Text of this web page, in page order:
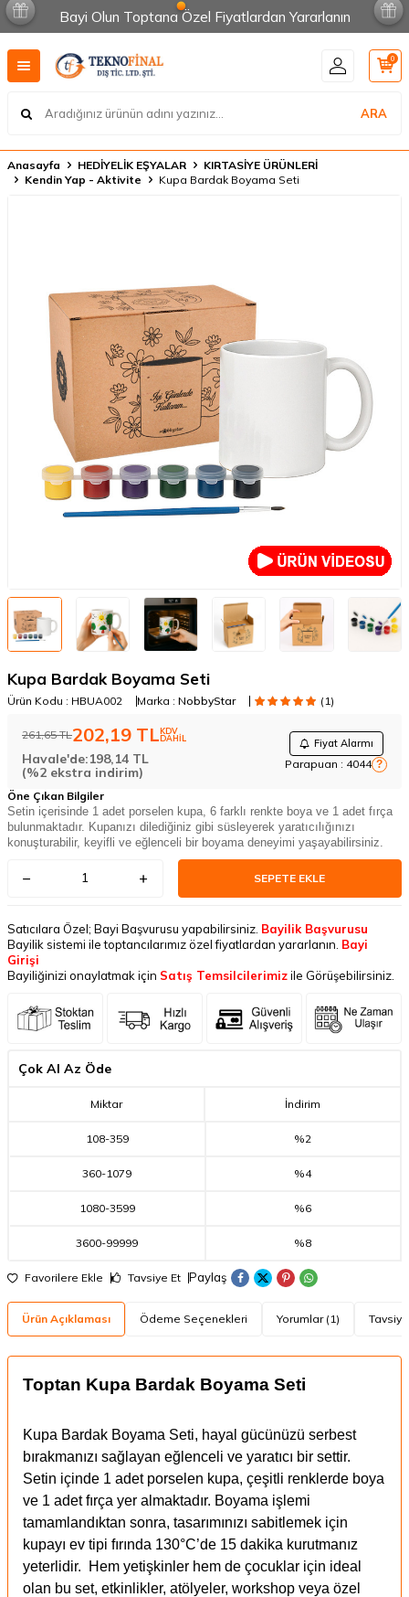
Bayi Olun Toptana Özel Fiyatlardan Yararlanın
ARA
0
Anasayfa HEDİYELİK EŞYALAR
KIRTASİYE ÜRÜNLERİ
Kendin Yap - Aktivite
Kupa Bardak Boyama Seti
Kupa Bardak Boyama Seti
Ürün Kodu : HBUA002 Marka : NobbyStar (1)
261,65TL202,19 TLKDV
DAHİL Fiyat Alarmı
Parapuan : 4044 ?
Havale'de:198,14 TL
(%2 ekstra indirim)
Öne Çıkan Bilgiler
Setin içerisinde 1 adet porselen kupa, 6 farklı renkte boya ve 1 adet fırça
bulunmaktadır. Kupanızı dilediğiniz gibi süsleyerek yaratıcılığınızı
konuşturabilir, keyifli ve eğlenceli bir boyama deneyimi yaşayabilirsiniz.
SEPETE EKLE
Satıcılara Özel; Bayi Başvurusu yapabilirsiniz. Bayilik Başvurusu
Bayilik sistemi ile toptancılarımız özel fiyatlardan yararlanın. Bayi
Girişi
Bayiliğinizi onaylatmak için Satış Temsilcilerimizile Görüşebilirsiniz.
Çok Al Az Öde
Miktar İndirim
108-359 %2
360-1079 %4
1080-3599 %6
3600-99999 %8
Favorilere Ekle Tavsiye Et Paylaş
Ürün Açıklaması Ödeme Seçenekleri Yorumlar (1)
Toptan Kupa Bardak Boyama Seti
Kupa Bardak Boyama Seti, hayal gücünüzü serbest
bırakmanızı sağlayan eğlenceli ve yaratıcı bir settir.
Setin içinde 1 adet porselen kupa, çeşitli renklerde boya
ve 1 adet fırça yer almaktadır. Boyama işlemi
tamamlandıktan sonra, tasarımınızı sabitlemek için
kupayı ev tipi fırında 130°C’de 15 dakika kurutmanız
yeterlidir. Hem yetişkinler hem de çocuklar için ideal
olan bu set, etkinlikler, atölyeler, workshop veya özel